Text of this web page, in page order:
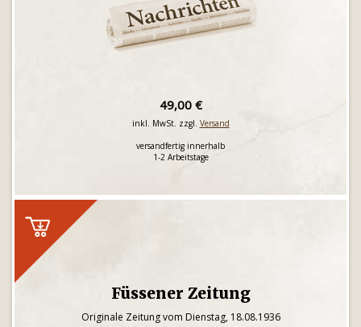
49,00 €
inkl. MwSt. zzgl. Versand
versandfertig innerhalb
1-2 Arbeitstage
Füssener Zeitung
Originale Zeitung vom Dienstag, 18.08.1936